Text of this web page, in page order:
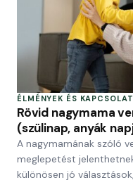
ÉLMÉNYEK ÉS
Rövid nagymama
(szülinap, anyák
A nagymamának szóló
meglepetést
különösen jó